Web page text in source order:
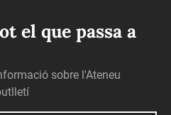
el que passa a
sobre l'Ateneu